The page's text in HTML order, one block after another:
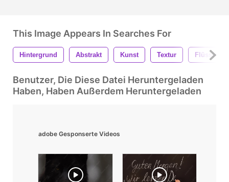
This Image Appears In Searches For
Hintergrund Abstrakt Kunst Textur Flüssigkeit
Benutzer, Die Diese Datei Heruntergeladen
Haben, Haben Außerdem Heruntergeladen
adobe Gesponserte Videos